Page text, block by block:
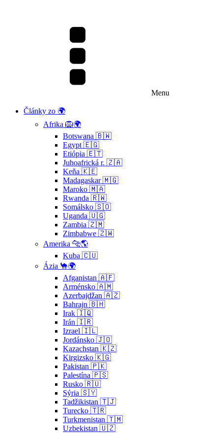
Menu
Články zo 🌍
Afrika 🦁🌍
Botswana 🇧🇼
Egypt 🇪🇬
Etiópia 🇪🇹
Juhoafrická r. 🇿🇦
Keňa 🇰🇪
Madagaskar 🇲🇬
Maroko 🇲🇦
Rwanda 🇷🇼
Somálsko 🇸🇴
Uganda 🇺🇬
Zambia 🇿🇲
Zimbabwe 🇿🇼
Amerika 🐆🌎
Kuba 🇨🇺
Ázia 🐪🌍
Afganistan 🇦🇫
Arménsko 🇦🇲
Azerbajdžan 🇦🇿
Bahrajn 🇧🇭
Irak 🇮🇶
Irán 🇮🇷
Izrael 🇮🇱
Jordánsko 🇯🇴
Kazachstan 🇰🇿
Kirgizsko 🇰🇬
Pakistan 🇵🇰
Palestína 🇵🇸
Rusko 🇷🇺
Sýria 🇸🇾
Tadžikistan 🇹🇯
Turecko 🇹🇷
Turkmenistan 🇹🇲
Uzbekistan 🇺🇿